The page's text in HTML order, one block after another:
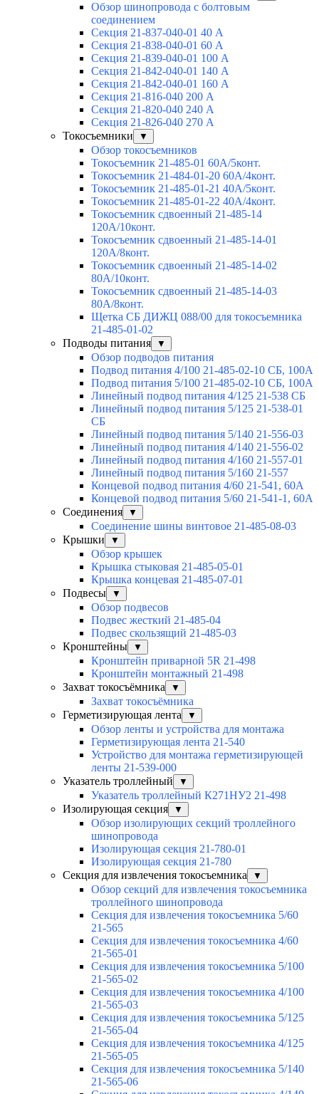
Обзор шинопровода с болтовым
соединением
Секция 21-837-040-01 40 А
Секция 21-838-040-01 60 А
Секция 21-839-040-01 100 А
Секция 21-842-040-01 140 А
Секция 21-842-040-01 160 А
Секция 21-816-040 200 А
Секция 21-820-040 240 А
Секция 21-826-040 270 А
Токосъемники
▼
Обзор токосъемников
Токосъемник 21-485-01 60А/5конт.
Токосъемник 21-484-01-20 60А/4конт.
Токосъемник 21-485-01-21 40А/5конт.
Токосъемник 21-485-01-22 40А/4конт.
Токосъемник сдвоенный 21-485-14
120А/10конт.
Токосъемник сдвоенный 21-485-14-01
120А/8конт.
Токосъемник сдвоенный 21-485-14-02
80А/10конт.
Токосъемник сдвоенный 21-485-14-03
80А/8конт.
Щетка СБ ДИЖЦ 088/00 для токосъемника
21-485-01-02
Подводы питания
▼
Обзор подводов питания
Подвод питания 4/100 21-485-02-10 СБ, 100А
Подвод питания 5/100 21-485-02-10 СБ, 100А
Линейный подвод питания 4/125 21-538 СБ
Линейный подвод питания 5/125 21-538-01
СБ
Линейный подвод питания 5/140 21-556-03
Линейный подвод питания 4/140 21-556-02
Линейный подвод питания 4/160 21-557-01
Линейный подвод питания 5/160 21-557
Концевой подвод питания 4/60 21-541, 60А
Концевой подвод питания 5/60 21-541-1, 60А
Соединения
▼
Соединение шины винтовое 21-485-08-03
Крышки
▼
Обзор крышек
Крышка стыковая 21-485-05-01
Крышка концевая 21-485-07-01
Подвесы
▼
Обзор подвесов
Подвес жесткий 21-485-04
Подвес скользящий 21-485-03
Кронштейны
▼
Кронштейн приварной 5R 21-498
Кронштейн монтажный 21-498
Захват токосъёмника
▼
Захват токосъёмника
Герметизирующая лента
▼
Обзор ленты и устройства для монтажа
Герметизирующая лента 21-540
Устройство для монтажа герметизирующей
ленты 21-539-000
Указатель троллейный
▼
Указатель троллейный К271НУ2 21-498
Изолирующая секция
▼
Обзор изолирующих секций троллейного
шинопровода
Изолирующая секция 21-780-01
Изолирующая секция 21-780
Секция для извлечения токосъемника
▼
Обзор секций для извлечения токосъемника
троллейного шинопровода
Секция для извлечения токосъемника 5/60
21-565
Секция для извлечения токосъемника 4/60
21-565-01
Секция для извлечения токосъемника 5/100
21-565-02
Секция для извлечения токосъемника 4/100
21-565-03
Секция для извлечения токосъемника 5/125
21-565-04
Секция для извлечения токосъемника 4/125
21-565-05
Секция для извлечения токосъемника 5/140
21-565-06